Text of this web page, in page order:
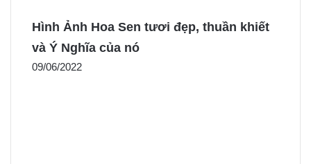
Hình Ảnh Hoa Sen tươi đẹp, thuần khiết
và Ý Nghĩa của nó
09/06/2022